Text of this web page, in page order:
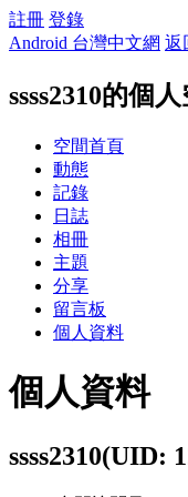
註冊 登錄
Android 台灣中文網 返
ssss2310的個
空間首頁
動態
記錄
日誌
相冊
主題
分享
留言板
個人資料
個人資料
ssss2310(UID: